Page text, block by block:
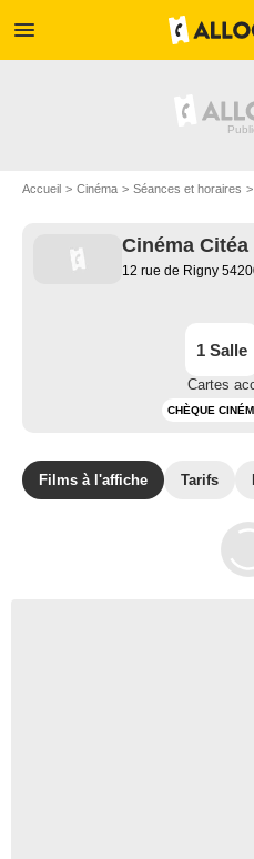
menu
Accueil Cinéma Séances et horaires
Cinéma Citéa
12 rue de Rigny
1 Salle
Cartes
CHÈQUE
Films à l'affiche Tarifs